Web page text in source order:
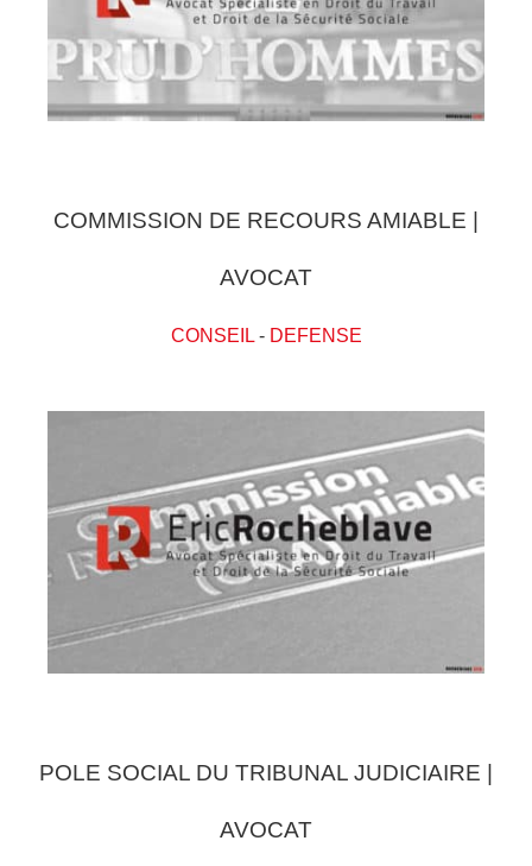
COMMISSION DE RECOURS AMIABLE |
AVOCAT
CONSEIL- DEFENSE
POLE SOCIAL DU TRIBUNAL JUDICIAIRE |
AVOCAT